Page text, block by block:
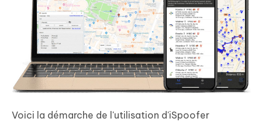
Voici la démarche de l'utilisation d'iSpoofer